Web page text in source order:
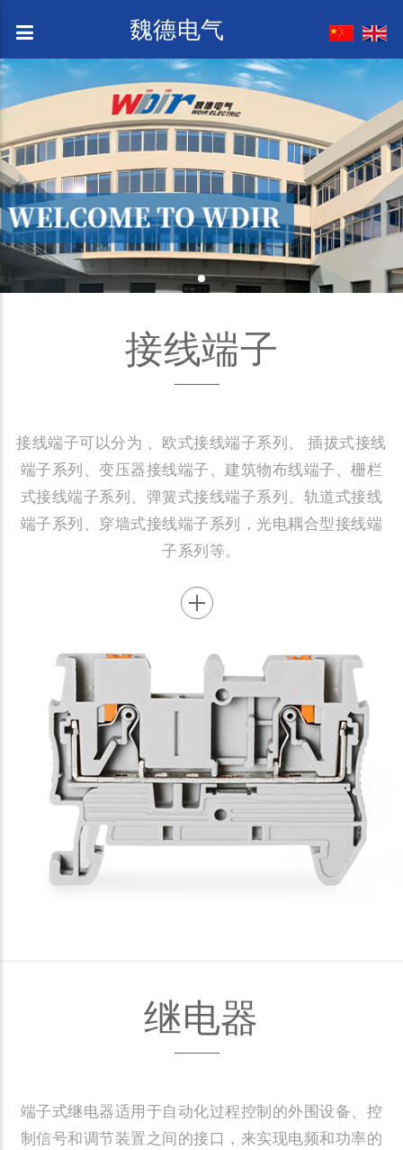
魏德电气
接线端子
接线端子可以分为 、欧式接线端子系列、 插拔式接线
端子系列、变压器接线端子、建筑物布线端子、栅栏
式接线端子系列、弹簧式接线端子系列、轨道式接线
端子系列、穿墙式接线端子系列，光电耦合型接线端
子系列等。
继电器
端子式继电器适用于自动化过程控制的外围设备、控
制信号和调节装置之间的接口，来实现电频和功率的